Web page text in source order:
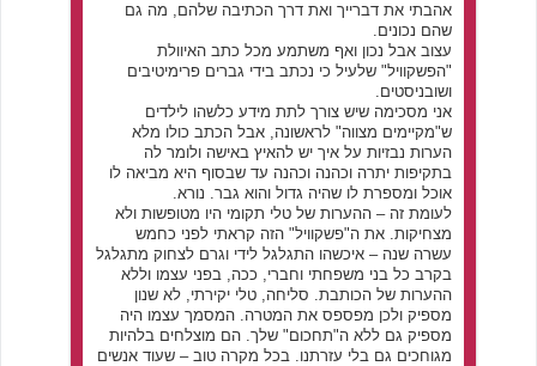
אהבתי את דברייך ואת דרך הכתיבה שלהם, מה גם
שהם נכונים.
עצוב אבל נכון ואף משתמע מכל כתב האיוולת
"הפשקוויל" שלעיל כי נכתב בידי גברים פרימיטיבים
ושובניסטים.
אני מסכימה שיש צורך לתת מידע כלשהו לילדים
ש"מקיימים מצווה" לראשונה, אבל הכתב כולו מלא
הערות נבזיות על איך יש להאיץ באישה ולומר לה
בתקיפות יתרה וכהנה וכהנה עד שבסוף היא מביאה לו
אוכל ומספרת לו שהיה גדול והוא גבר. נורא.
לעומת זה – ההערות של טלי תקומי היו מטופשות ולא
מצחיקות. את ה"פשקוויל" הזה קראתי לפני כחמש
עשרה שנה – איכשהו התגלגל לידי וגרם לצחוק מתגלגל
בקרב כל בני משפחתי וחברי, ככה, בפני עצמו וללא
ההערות של הכותבת. סליחה, טלי יקירתי, לא שנון
מספיק ולכן מפספס את המטרה. המסמך עצמו היה
מספיק גם ללא ה"תחכום" שלך. הם מוצלחים בלהיות
מגוחכים גם בלי עזרתנו. בכל מקרה טוב – שעוד אנשים